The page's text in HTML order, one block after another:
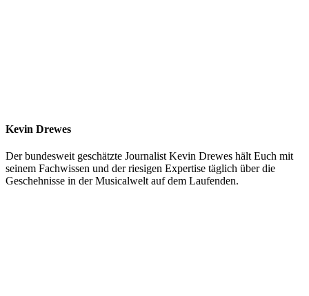
Kevin Drewes
Der bundesweit geschätzte Journalist Kevin Drewes hält Euch mit
seinem Fachwissen und der riesigen Expertise täglich über die
Geschehnisse in der Musicalwelt auf dem Laufenden.